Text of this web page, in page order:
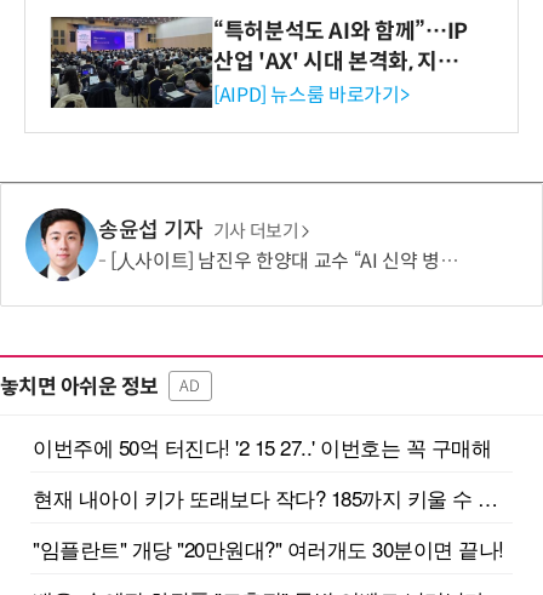
“특허분석도 AI와 함께”…IP
산업 'AX' 시대 본격화, 지식
재산처 1호 AI IP데이터분석
[AIPD] 뉴스룸 바로가기>
송윤섭 기자 기사 더보기
[人사이트] 남진우 한양대 교수 “AI 신약 병목, K-문샷으로 극복해 개발 속도 10배 향상”
놓치면 아쉬운 정보 AD